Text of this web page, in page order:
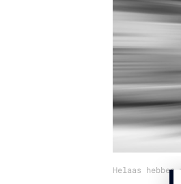
Helaas